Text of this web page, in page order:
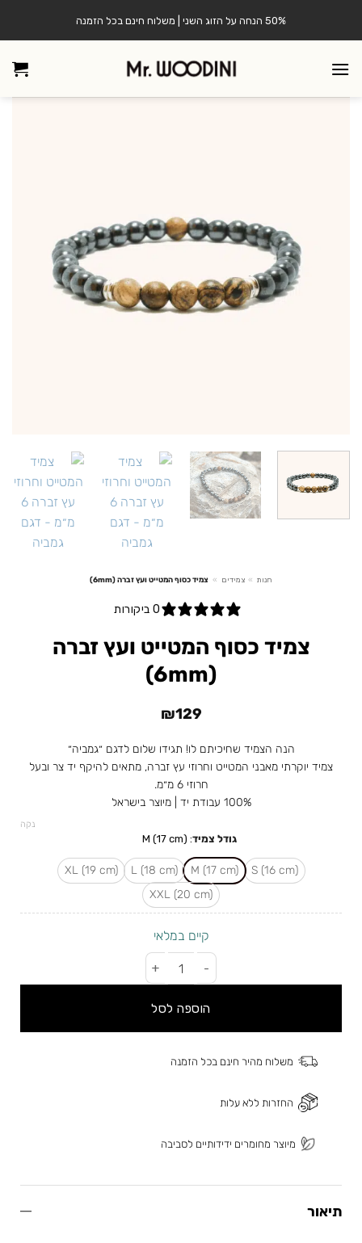
50% הנחה על הזוג השני | משלוח חינם בכל הזמנה
חנות » צמידים » צמיד כסוף המטייט ועץ זברה (6mm)
0 ביקורות
צמיד כסוף המטייט ועץ זברה
(6mm)
₪129
הנה הצמיד שחיכיתם לו! תגידו שלום לדגם ״גמביה״
צמיד יוקרתי מאבני המטייט וחרוזי עץ זברה, מתאים להיקף יד צר ובעל
חרוזי 6 מ״מ.
100% עבודת יד | מיוצר בישראל
גודל צמיד:
M (17 cm)
(S (16 cm
M (17 cm)
L (18 cm)
XL (19 cm)
XXL (20 cm)
נקה
קיים במלאי
הוספה לסל
תיאור